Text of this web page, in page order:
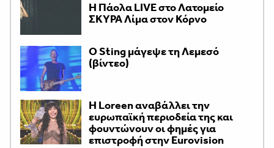
Η Πάολα LIVE στο Λατομείο
ΣΚΥΡΑ Λίμα στον Κόρνο
Ο Sting μάγεψε τη Λεμεσό
(βίντεο)
Η Loreen αναβάλλει την
ευρωπαϊκή περιοδεία της και
φουντώνουν οι φημές για
επιστροφή στην Eurovision